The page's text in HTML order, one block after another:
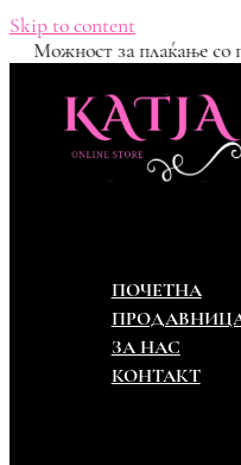
Skip to content
Можност за
ПОЧЕТНА
ЗА НАС
КОНТАКТ